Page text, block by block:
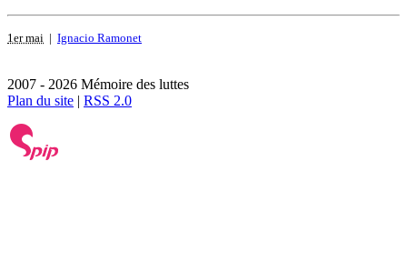
1er mai | Ignacio Ramonet
2007 - 2026 Mémoire des luttes
Plan du site | RSS 2.0